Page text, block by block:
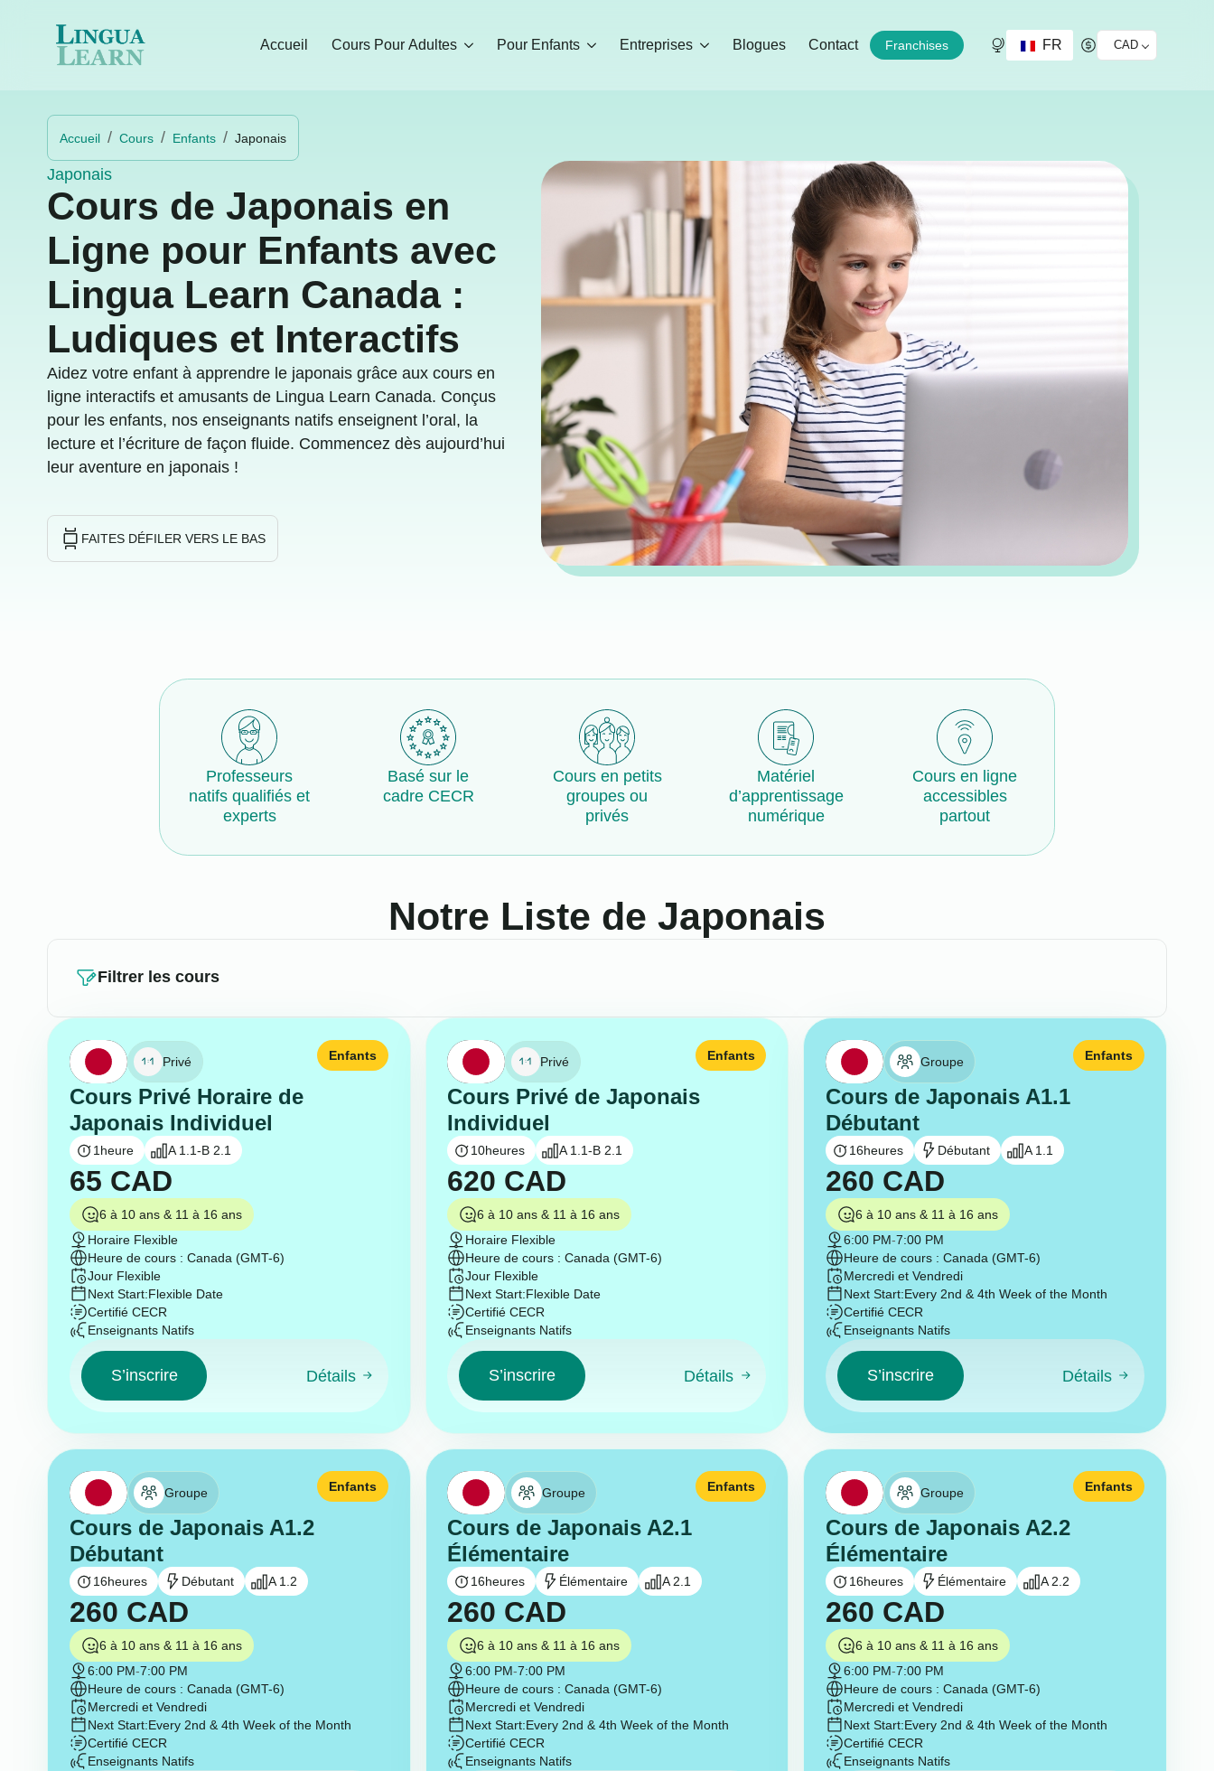
Accueil Cours Pour Adultes Pour Enfants Entreprises Blogues Contact Franchises FR CAD
Accueil Cours Enfants Japonais
Japonais
Cours de Japonais en
Ligne pour Enfants avec
Lingua Learn Canada :
Ludiques et Interactifs
Aidez votre enfant à apprendre le japonais grâce aux cours en
ligne interactifs et amusants de Lingua Learn Canada. Conçus
pour les enfants, nos enseignants natifs enseignent l’oral, la
lecture et l’écriture de façon fluide. Commencez dès aujourd’hui
leur aventure en japonais !
FAITES DÉFILER VERS LE BAS
Notre Liste de Japonais
Professeurs
natifs qualifiés et
experts
Basé sur le
cadre CECR
Cours en petits
groupes ou
privés
Matériel
d’apprentissage
numérique
Cours en ligne
accessibles
partout
Filtrer les cours
Privé
Cours Privé Horaire de
Japonais Individuel
Enfants
1 heure A 1.1-B 2.1
65 CAD
6 à 10 ans & 11 à 16 ans
Horaire Flexible
Heure de cours : Canada (GMT-6)
Jour Flexible
Next Start:Flexible Date
Certifié CECR
Enseignants Natifs
S’inscrire Détails
Privé
Cours Privé de Japonais
Individuel
Enfants
10heures A 1.1-B 2.1
620 CAD
6 à 10 ans & 11 à 16 ans
Horaire Flexible
Heure de cours : Canada (GMT-6)
Jour Flexible
Next Start:Flexible Date
Certifié CECR
Enseignants Natifs
S’inscrire Détails
Groupe
Cours de Japonais A1.1
Débutant
Enfants
16heures Débutant A 1.1
260 CAD
6 à 10 ans & 11 à 16 ans
6:00 PM-7:00 PM
Heure de cours : Canada (GMT-6)
Mercredi et Vendredi
Next Start:Every 2nd & 4th Week of the Month
Certifié CECR
Enseignants Natifs
S’inscrire Détails
Groupe
Cours de Japonais A1.2
Débutant
Enfants
16heures Débutant A 1.2
260 CAD
6 à 10 ans & 11 à 16 ans
6:00 PM-7:00 PM
Heure de cours : Canada (GMT-6)
Mercredi et Vendredi
Next Start:Every 2nd & 4th Week of the Month
Certifié CECR
Enseignants Natifs
Groupe
Cours de Japonais A2.1
Élémentaire
Enfants
16heures Élémentaire A 2.1
260 CAD
6 à 10 ans & 11 à 16 ans
6:00 PM-7:00 PM
Heure de cours : Canada (GMT-6)
Mercredi et Vendredi
Next Start:Every 2nd & 4th Week of the Month
Certifié CECR
Enseignants Natifs
Groupe
Cours de Japonais A2.2
Élémentaire
Enfants
16heures Élémentaire A 2.2
260 CAD
6 à 10 ans & 11 à 16 ans
6:00 PM-7:00 PM
Heure de cours : Canada (GMT-6)
Mercredi et Vendredi
Next Start:Every 2nd & 4th Week of the Month
Certifié CECR
Enseignants Natifs